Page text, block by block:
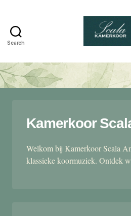
Search
Kamerkoor
Welkom bij Kamerkoor Scala
klassieke koormuziek. Ontdek